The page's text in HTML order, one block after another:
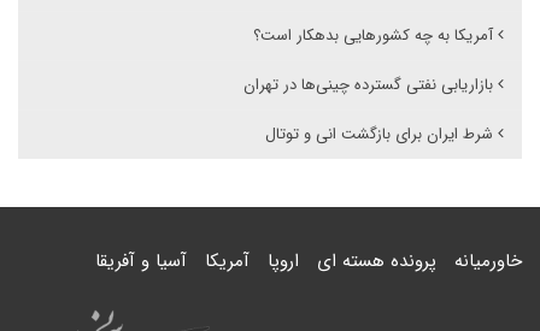
آمریکا به چه کشورهایی بدهکار است؟
بازاریابی‌ نفتی گسترده چینی‌ها در تهران
شرط ایران برای بازگشت انی و توتال
خاورمیانه پرونده هسته ای اروپا آمریکا آسیا و آفریقا